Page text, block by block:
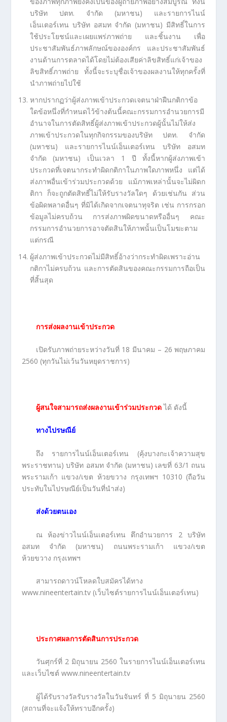
บริษัท ปตท. จำกัด (มหาชน) และรายการไนน์
เอ็นเตอร์เทน บริษัท อสมท จำกัด (มหาชน) มีสิทธิ์ในการ
ใช้ประโยชน์และเผยแพร่ภาพถ่าย และชิ้นงาน เพื่อ
ประชาสัมพันธ์ภาพลักษณ์ขององค์กร และประชาสัมพันธ์
งานด้านการตลาดได้โดยไม่ต้องเสียค่าลิขสิทธิ์แก่เจ้าของ
ลิขสิทธิ์ภาพถ่าย ทั้งนี้จะระบุชื่อเจ้าของผลงานให้ทุกครั้งที่
นำภาพถ่ายไปใช้
หากปรากฏว่าผู้ส่งภาพเข้าประกวดเจตนาฝ่าฝืนกติกาข้อ
ใดข้อหนึ่งที่กำหนดไว้ข้างต้นนี้คณะกรรมการอำนวยการมี
อำนาจในการตัดสิทธิ์ผู้ส่งภาพเข้าประกวดผู้นั้นไม่ให้ส่ง
ภาพเข้าประกวดในทุกกิจกรรมของบริษัท ปตท. จำกัด
(มหาชน) และรายการไนน์เอ็นเตอร์เทน บริษัท อสมท
จำกัด (มหาชน) เป็นเวลา 1 ปี ทั้งนี้หากผู้ส่งภาพเข้า
ประกวดที่เจตนากระทำผิดกติกาในภาพใดภาพหนึ่ง แต่ได้
ส่งภาพอื่นเข้าร่วมประกวดด้วย แม้ภาพเหล่านั้นจะไม่ผิดก
ติกา ก็จะถูกตัดสิทธิ์ไม่ให้รับรางวัลใดๆ ด้วยเช่นกัน ส่วน
ข้อผิดพลาดอื่นๆ ที่มิได้เกิดจากเจตนาทุจริต เช่น การกรอก
ข้อมูลไม่ครบถ้วน การส่งภาพผิดขนาดหรืออื่นๆ คณะ
กรรมการอำนวยการอาจตัดสินให้ภาพนั้นเป็นโมฆะตาม
แต่กรณี
ผู้ส่งภาพเข้าประกวดไม่มีสิทธิ์อ้างว่ากระทำผิดเพราะอ่าน
กติกาไม่ครบถ้วน และการตัดสินของคณะกรรมการถือเป็น
ที่สิ้นสุด
การส่งผลงานเข้าประกวด
เปิดรับภาพถ่ายระหว่างวันที่ 18 มีนาคม – 26 พฤษภาคม
2560 (ทุกวันไม่เว้นวันหยุดราชการ)
ผู้สนใจสามารถส่งผลงานเข้าร่วมประกวดได้ ดังนี้
ทางไปรษณีย์
ถึง รายการไนน์เอ็นเตอร์เทน (คุ้งบางกะเจ้าความสุข
พระราชทาน) บริษัท อสมท จำกัด (มหาชน) เลขที่ 63/1 ถนน
พระรามเก้า แขวง/เขต ห้วยขวาง กรุงเทพฯ 10310 (ถือวัน
ประทับในไปรษณีย์เป็นวันที่นำส่ง)
ส่งด้วยตนเอง
ณ ห้องข่าวไนน์เอ็นเตอร์เทน ตึกอำนวยการ 2 บริษัท
อสมท จำกัด (มหาชน) ถนนพระรามเก้า แขวง/เขต
ห้วยขวาง กรุงเทพฯ
สามารถดาวน์โหลดใบสมัครได้ทาง
www.nineentertain.tv (เว็บไซต์รายการไนน์เอ็นเตอร์เทน)
ประกาศผลการตัดสินการประกวด
วันศุกร์ที่ 2 มิถุนายน 2560 ในรายการไนน์เอ็นเตอร์เทน
และเว็บไซต์ www.nineentertain.tv
ผู้ได้รับรางวัลรับรางวัลในวันจันทร์ ที่ 5 มิถุนายน 2560
(สถานที่จะแจ้งให้ทราบอีกครั้ง)